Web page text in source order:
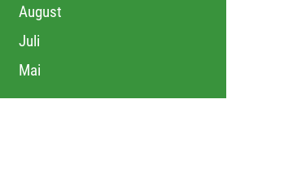
August
Juli
Mai